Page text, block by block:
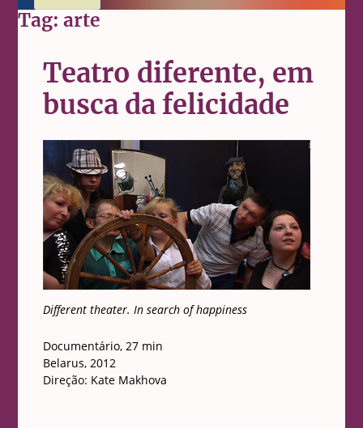
Tag:arte
Teatro diferente, em
busca da felicidade
Different theater. In search of happiness
Documentário, 27 min
Belarus, 2012
Direção: Kate Makhova